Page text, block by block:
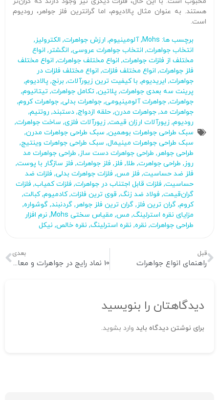
هستند. به عنوان مثال پالادیوم، اما گرانترین فلز جواهر، رودیوم
است.
برچسب ها: Mohs
,آلومینیوم, ارزش جواهرات, الکترولیز,
انتخاب جواهرات, انتخاب جواهرات عروسی, انگشتر, انواع
مختلف از فلزات جواهرات, انواع مختلف جواهرات, انواع مختلف
فلز جواهرات, انواع مختلف فلزات, انواع مختلف فلزات در
جواهرات, ایریدیوم, با کیفیت ترین زیورآلات, برنج, پالادیوم,
پرینت سه بعدی جواهرات, پلاتین, تکامل جواهرات, تیتانیوم,
جواهرات, جواهرات آلومینیومی, جواهرات بدلی, جواهرات کروم,
جواهرات مد, جواهرات مدرن, حلقه ازدواج, دستبند, روتنیم,
رودیوم, زیورآلات ارزان قیمت, زیورآلات فلزی, ساخت جواهرات,
سبک طراحی جواهرات بوهمین, سبک طراحی جواهرات مدرن,
سبک طراحی جواهرات مینیمال, سبک طراحی جواهرات وینتیج,
طراحی جواهر, طراحی جواهرات دست ساز, طراحی جواهرات مد
روز, طراحی جواهرت, طلا, فلز, فلز جواهرات, فلز سازگار با پوست,
فلز ضد حساسیت, فلز مس, فلزات جواهرات بدلی, فلزات ضد
حساسیت, فلزات قابل اجتناب در جواهرات, فلزات کمیاب, فلزات
گران‌قیمت, فولاد ضد زنگ, قوی ترین فلزات,کادمیوم,کبالت,
کروم, گران ترین فلز, گران ترین فلز جواهر, گردنبند, گوشواره,
مزایای نقره استرلینگ, مس, مقیاس سختی Mohs , نرم افزار
طراحی جواهرات, نقره, نقره استرلینگ, نقره خالص, نیکل
قبل
راهنمای انواع جواهرات
بعدی
10 نماد رایج در جواهرات و معانی آنها
دیدگاهتان را بنویسید
برای نوشتن دیدگاه باید وارد بشوید.